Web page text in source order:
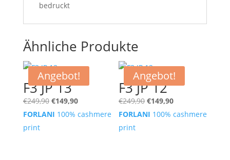
bedruckt
Ähnliche Produkte
Angebot!
F3 JP 13
€249,90 Ursprünglicher
Preis
€149,90Aktueller
Preis
FORLANI 100% cashmere
print
Angebot!
F3 JP 12
€249,90 Ursprünglicher
Preis
€149,90Aktueller
Preis
FORLANI 100% cashmere
print